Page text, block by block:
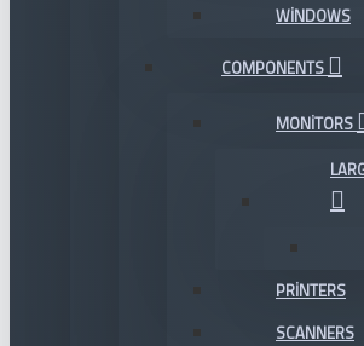
WINDOWS
COMPONENTS
MONITORS
PRINTERS
SCANNERS